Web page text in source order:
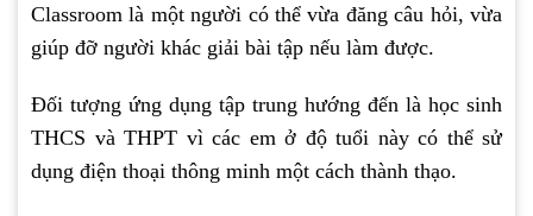
Classroom là một người có thể vừa đăng câu hỏi, vừa
giúp đỡ người khác giải bài tập nếu làm được.
Đối tượng ứng dụng tập trung hướng đến là học sinh
THCS và THPT vì các em ở độ tuổi này có thể sử
dụng điện thoại thông minh một cách thành thạo.